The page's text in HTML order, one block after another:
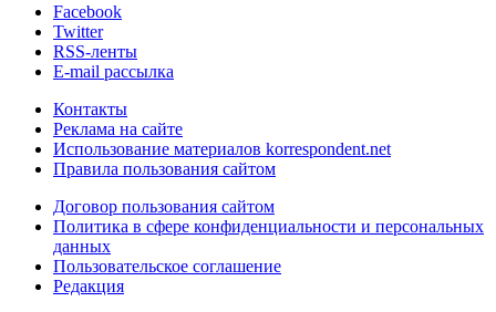
Facebook
Twitter
RSS-ленты
E-mail рассылка
Контакты
Реклама на сайте
Использование материалов korrespondent.net
Правила пользования сайтом
Договор пользования сайтом
Политика в сфере конфиденциальности и персональных
данных
Пользовательское соглашение
Редакция